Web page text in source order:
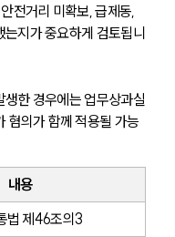
전거리 미확보, 급제동,
지가 중요하게 검토됩니
한 경우에는 업무상과실
혐의가 함께 적용될 가능
내용
법 제46조의3